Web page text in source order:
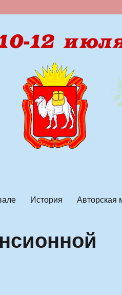
История Авторская